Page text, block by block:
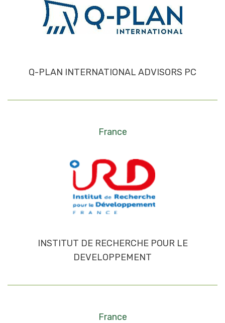
Q-PLAN INTERNATIONAL ADVISORS PC
France
INSTITUT DE RECHERCHE POUR LE
DEVELOPPEMENT
France